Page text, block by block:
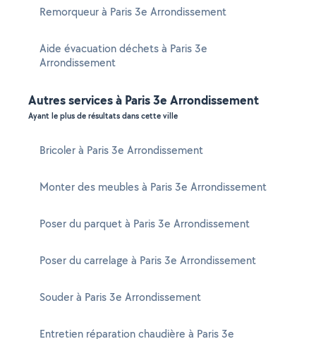
Remorqueur à Paris 3e Arrondissement
Aide évacuation déchets à Paris 3e
Arrondissement
Autres services à Paris 3e Arrondissement
Ayant le plus de résultats dans cette ville
Bricoler à Paris 3e Arrondissement
Monter des meubles à Paris 3e Arrondissement
Poser du parquet à Paris 3e Arrondissement
Poser du carrelage à Paris 3e Arrondissement
Souder à Paris 3e Arrondissement
Entretien réparation chaudière à Paris 3e